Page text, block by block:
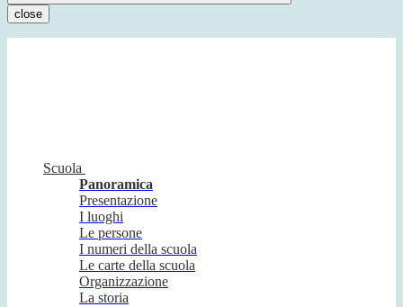
close
Scuola
Panoramica
Presentazione
I luoghi
Le persone
I numeri della scuola
Le carte della scuola
Organizzazione
La storia